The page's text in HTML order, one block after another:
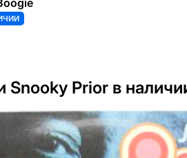
Snooky Prior в